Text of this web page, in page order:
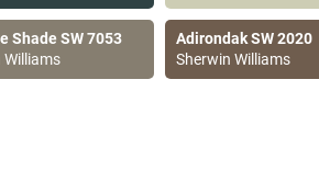
Shade SW 7053
Williams
Adirondak SW 2020
Sherwin Williams